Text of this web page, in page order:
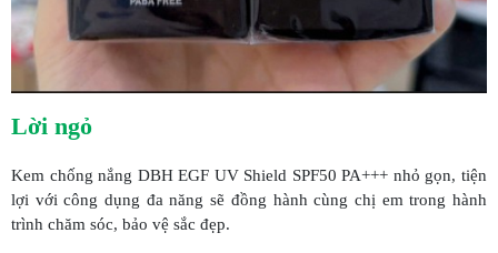
Lời ngỏ
Kem chống nắng DBH EGF UV Shield SPF50 PA+++ nhỏ gọn, tiện
lợi với công dụng đa năng sẽ đồng hành cùng chị em trong hành
trình chăm sóc, bảo vệ sắc đẹp.